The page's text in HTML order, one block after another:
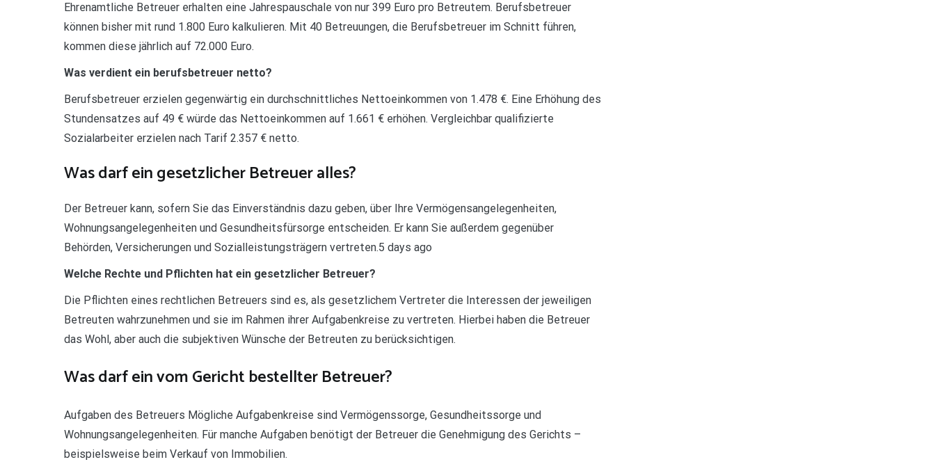
Ehrenamtliche Betreuer erhalten eine Jahrespauschale von nur 399 Euro pro Betreutem. Berufsbetreuer
können bisher mit rund 1.800 Euro kalkulieren. Mit 40 Betreuungen, die Berufsbetreuer im Schnitt führen,
kommen diese jährlich auf 72.000 Euro.
Was verdient ein berufsbetreuer netto?
Berufsbetreuer erzielen gegenwärtig ein durchschnittliches Nettoeinkommen von 1.478 €. Eine Erhöhung des
Stundensatzes auf 49 € würde das Nettoeinkommen auf 1.661 € erhöhen. Vergleichbar qualifizierte
Sozialarbeiter erzielen nach Tarif 2.357 € netto.
Was darf ein gesetzlicher Betreuer alles?
Der Betreuer kann, sofern Sie das Einverständnis dazu geben, über Ihre Vermögensangelegenheiten,
Wohnungsangelegenheiten und Gesundheitsfürsorge entscheiden. Er kann Sie außerdem gegenüber
Behörden, Versicherungen und Sozialleistungsträgern vertreten.5 days ago
Welche Rechte und Pflichten hat ein gesetzlicher Betreuer?
Die Pflichten eines rechtlichen Betreuers sind es, als gesetzlichem Vertreter die Interessen der jeweiligen
Betreuten wahrzunehmen und sie im Rahmen ihrer Aufgabenkreise zu vertreten. Hierbei haben die Betreuer
das Wohl, aber auch die subjektiven Wünsche der Betreuten zu berücksichtigen.
Was darf ein vom Gericht bestellter Betreuer?
Aufgaben des Betreuers Mögliche Aufgabenkreise sind Vermögenssorge, Gesundheitssorge und
Wohnungsangelegenheiten. Für manche Aufgaben benötigt der Betreuer die Genehmigung des Gerichts –
beispielsweise beim Verkauf von Immobilien.